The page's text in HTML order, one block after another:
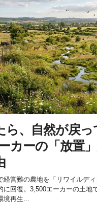
ら、自然が戻っ
カーの「放置
経営難の農地を「リワイルデ
に回復。3,500エーカーの土地
再生...